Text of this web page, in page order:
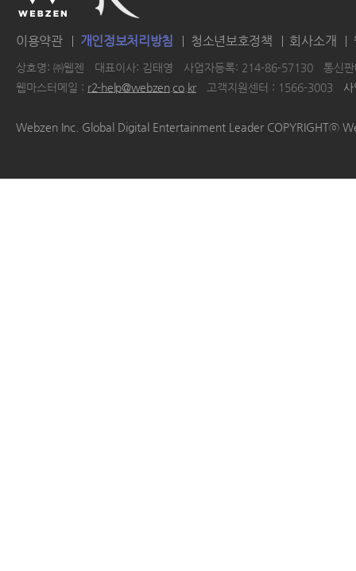
이용약관 개인정보처리방침 청소년보호정책 회사소개
상호명: ㈜웹젠 대표이사: 김태영 사업자등록: 214-86-57130
통신
웹마스터메일 : r2-help@webzen.co.kr 고객지원센터 : 1566-3003
Webzen Inc. Global Digital Entertainment Leader COPYRIGHTⓒ